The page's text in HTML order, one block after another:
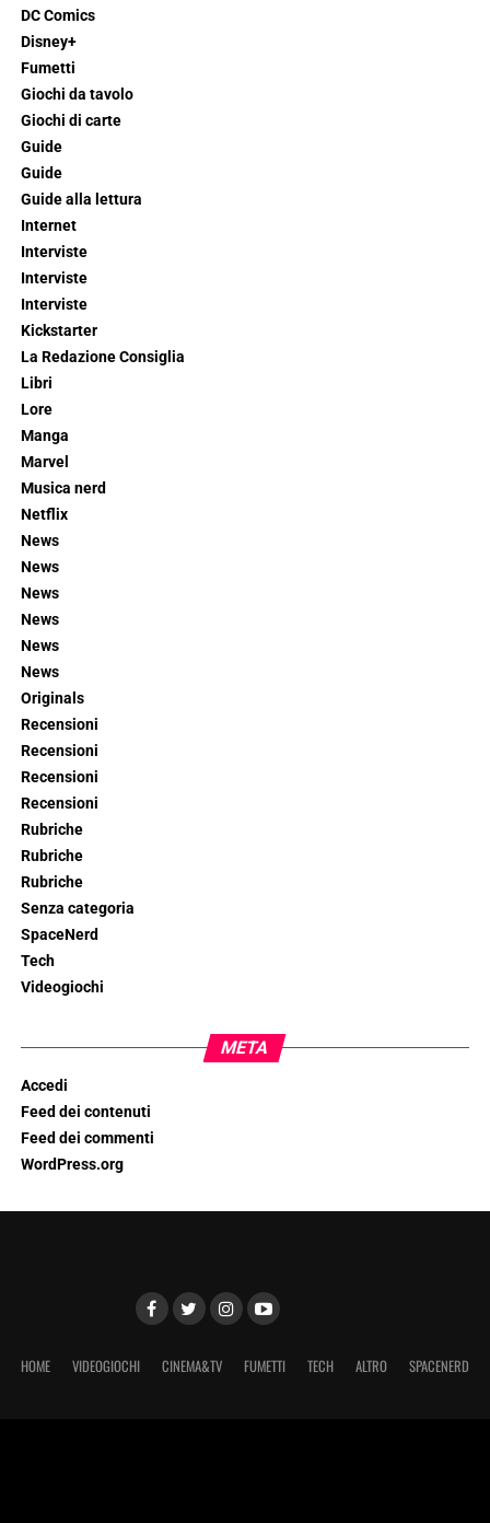
DC Comics
Disney+
Fumetti
Giochi da tavolo
Giochi di carte
Guide
Guide
Guide alla lettura
Internet
Interviste
Interviste
Interviste
Kickstarter
La Redazione Consiglia
Libri
Lore
Manga
Marvel
Musica nerd
Netflix
News
News
News
News
News
News
Originals
Recensioni
Recensioni
Recensioni
Recensioni
Rubriche
Rubriche
Rubriche
Senza categoria
SpaceNerd
Tech
Videogiochi
META
Accedi
Feed dei contenuti
Feed dei commenti
WordPress.org
HOME VIDEOGIOCHI CINEMA&TV FUMETTI TECH ALTRO SPACENERD